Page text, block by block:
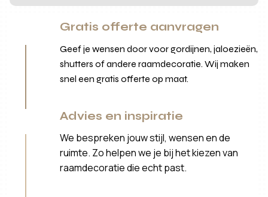
Gratis offerte aanvragen
Geef je wensen door voor gordijnen, jaloezieën,
shutters of andere raamdecoratie. Wij maken
snel een gratis offerte op maat.
Advies en inspiratie
We bespreken jouw stijl, wensen en de
ruimte. Zo helpen we je bij het kiezen van
raamdecoratie die echt past.